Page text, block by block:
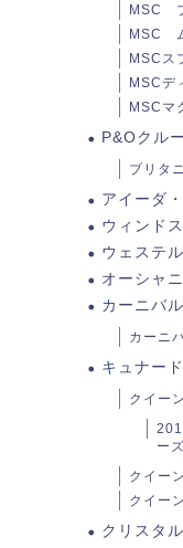
MSC
MSC
MSCス
MSCデ
MSCマ
P&Oクル
ブリタ
アイーダ
ウィンド
ウェステ
オーシャ
カーニバ
カーニ
キュナー
クイー
ー
クイー
クイー
クリスタ